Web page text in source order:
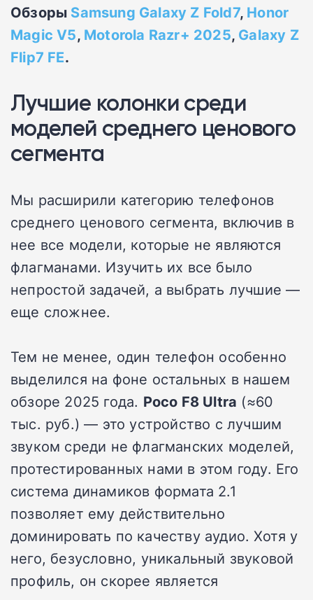
Обзоры Samsung Galaxy Z Fold7, Honor
Magic V5, Motorola Razr+ 2025, Galaxy Z
Flip7 FE.
Лучшие колонки среди
моделей среднего ценового
сегмента
Мы расширили категорию телефонов
среднего ценового сегмента, включив в
нее все модели, которые не являются
флагманами. Изучить их все было
непростой задачей, а выбрать лучшие —
еще сложнее.
Тем не менее, один телефон особенно
выделился на фоне остальных в нашем
обзоре 2025 года. Poco F8 Ultra (≈60
тыс. руб.) — это устройство с лучшим
звуком среди не флагманских моделей,
протестированных нами в этом году. Его
система динамиков формата 2.1
позволяет ему действительно
доминировать по качеству аудио. Хотя у
него, безусловно, уникальный звуковой
профиль, он скорее является